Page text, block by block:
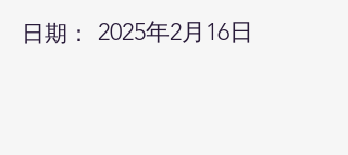
日期： 2025年2月16日